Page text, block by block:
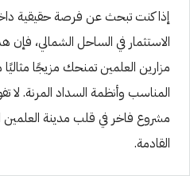
إذا كنت تبحث عن فرصة حقيقية
الاستثمار في الساحل الشمالي،
مزارين العلمين تمنحك مزيجًا
المناسب وأنظمة السداد المرنة.
مشروع فاخر في قلب مدينة العلمين
القادمة.